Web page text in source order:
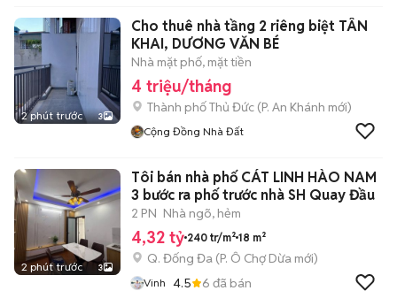
2 phút trước 3
Cho thuê nhà tầng 2 riêng biệt TÂN
KHAI, DƯƠNG VĂN BÉ
Nhà mặt phố, mặt tiền
4 triệu/tháng
Thành phố Thủ Đức (P. An Khánh mới)
Cộng Đồng Nhà Đất
2 phút trước 3
Tôi bán nhà phố CÁT LINH HÀO NAM
3 bước ra phố trước nhà SH Quay Đầu
2 PN Nhà ngõ, hẻm
4,32 tỷ 240 tr/m² 18 m²
Q. Đống Đa (P. Ô Chợ Dừa mới)
Vinh 4.5 6 đã bán